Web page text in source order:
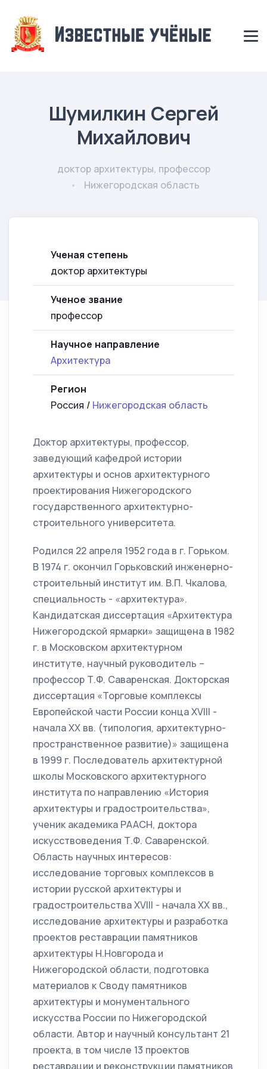
Шумилкин Сергей
Михайлович
доктор архитектуры, профессор
Нижегородская область
Ученая степень
доктор архитектуры
Ученое звание
профессор
Научное направление
Архитектура
Регион
Россия / Нижегородская область
Доктор архитектуры, профессор,
заведующий кафедрой истории
архитектуры и основ архитектурного
проектирования Нижегородского
государственного архитектурно-
строительного университета.
Родился 22 апреля 1952 года в г. Горьком.
В 1974 г. окончил Горьковский инженерно-
строительный институт им. В.П. Чкалова,
специальность - «архитектура».
Кандидатская диссертация «Архитектура
Нижегородской ярмарки» защищена в 1982
г. в Московском архитектурном
институте, научный руководитель –
профессор Т.Ф. Саваренская. Докторская
диссертация «Торговые комплексы
Европейской части России конца ХVIII -
начала ХХ вв. (типология, архитектурно-
пространственное развитие)» защищена
в 1999 г. Последователь архитектурной
школы Московского архитектурного
института по направлению «История
архитектуры и градостроительства»,
ученик академика РААСН, доктора
искусствоведения Т.Ф. Саваренской.
Область научных интересов:
исследование торговых комплексов в
истории русской архитектуры и
градостроительства ХVIII - начала ХХ вв.,
исследование архитектуры и разработка
проектов реставрации памятников
архитектуры Н.Новгорода и
Нижегородской области, подготовка
материалов к Своду памятников
архитектуры и монументального
искусства России по Нижегородской
области. Автор и научный консультант 21
проекта, в том числе 13 проектов
реставрации и реконструкции памятников